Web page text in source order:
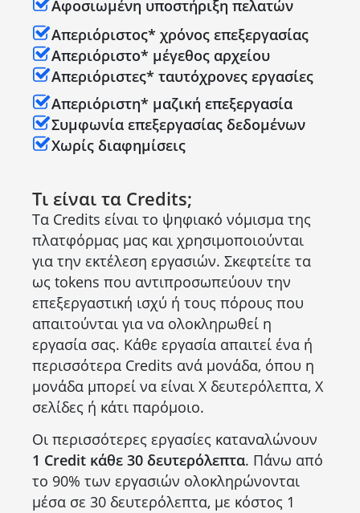
Αφοσιωμένη υποστήριξη πελατών
Απεριόριστος* χρόνος επεξεργασίας
Απεριόριστο* μέγεθος αρχείου
Απεριόριστες* ταυτόχρονες εργασίες
Απεριόριστη* μαζική επεξεργασία
Συμφωνία επεξεργασίας δεδομένων
Χωρίς διαφημίσεις
Τι είναι τα Credits;
Τα Credits είναι το ψηφιακό νόμισμα της
πλατφόρμας μας και χρησιμοποιούνται
για την εκτέλεση εργασιών. Σκεφτείτε τα
ως tokens που αντιπροσωπεύουν την
επεξεργαστική ισχύ ή τους πόρους που
απαιτούνται για να ολοκληρωθεί η
εργασία σας. Κάθε εργασία απαιτεί ένα ή
περισσότερα Credits ανά μονάδα, όπου η
μονάδα μπορεί να είναι Χ δευτερόλεπτα, Χ
σελίδες ή κάτι παρόμοιο.
Οι περισσότερες εργασίες καταναλώνουν
1 Credit κάθε 30 δευτερόλεπτα. Πάνω από
το 90% των εργασιών ολοκληρώνονται
μέσα σε 30 δευτερόλεπτα, με κόστος 1